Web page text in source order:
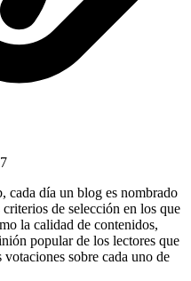
cada día un blog es nombrado
de selección en los que
la calidad de contenidos,
popular de los lectores que
sobre cada uno de